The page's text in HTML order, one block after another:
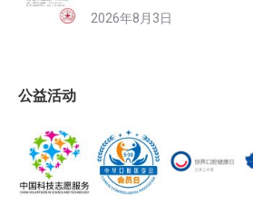
2026年8月3日
公益活动